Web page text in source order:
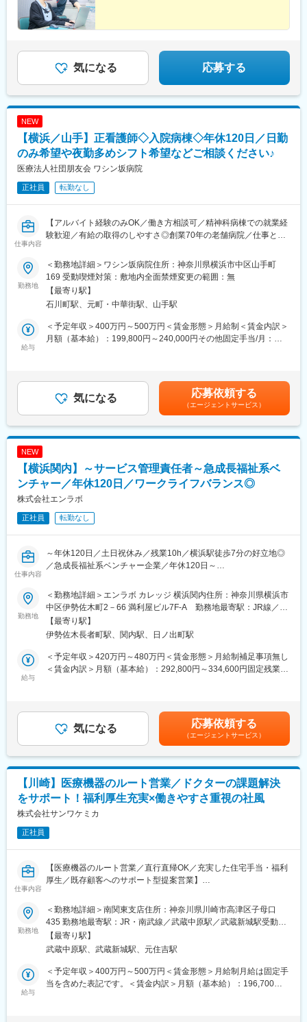
気になる 応募する
NEW
【横浜／山手】正看護師◇入院病棟◇年休120日／日勤
のみ希望や夜勤多めシフト希望などご相談ください♪
医療法人社団朋友会 ワシン坂病院
正社員 転勤なし
仕事内容
【アルバイト経験のみOK／働き方相談可／精神科病棟での就業経
験歓迎／有給の取得のしやすさ◎創業70年の老舗病院／仕事と子
■職務内容：
当病院の看護師としてご活躍いただきます。
・入院患者のケア
・医療処置の実施
・薬剤管理
・患者とその家族のサポート
・チーム連携／意見交換など
年休120日、有給もとりやすく、残業がほぼ発生しないため、家
庭やプライベートを大切にでき、職員定着率は抜群です。また、
緊急入院の対応なども少なく、心にゆとりを持って患者様と向き
・OJTを中心に少しずつ業務を覚えていただきます。
・プリセプター制度（先輩看護師とのマンツーマンでの指導）を
導入しているので、わからないことをしっかり聞くことのできる
環境です。
・将来的には外部研修も想定しています。
新しい病院に生まれ変わるにあたり、看護部では採用活動を強化
していて、手厚い教育体制を整えています。リニューアル後は、
の介護をしている方でも安心して勤務できる環境づくりに一層力
を注ぐ方針です。
■職場の雰囲気：
◇神奈川県横浜市中区に位置する167床の精神病院です。
◇ベテラン看護師が多く在籍しているため、未経験、ブランクの
ある方も、先輩のサポートがあるので安心して仕事を始めること
◇日勤のみの非常勤・常勤者等働きやすい職場環境です。男女と
もに活躍しており、組織内の人間関係も非常に和やかです。
◇全167床の入院設備は、一般開放病棟・一般閉鎖病棟・急性期
閉鎖病棟に分かれ、近年では認知症ケアや身体合併症管理のニー
ズが高まっていることが特徴です。
◇退院後は外来診療と精神科デイケアで手厚くサポートし、リニ
ューアルでは最新の設備や医療機器を整える予定です。また精神
科訪問看護を再開する計画もあります。
◇職種間連携がしっかり行われており、多職種カンファレンスで
は情報共有や意見・要望の収集も行っています。
変更の範囲：無
勤務地
＜勤務地詳細＞ワシン坂病院住所：神奈川県横浜市中区山手町
169 受動喫煙対策：敷地内全面禁煙変更の範囲：無
【最寄り駅】
石川町駅、元町・中華街駅、山手駅
給与
＜予定年収＞400万円～500万円＜賃金形態＞月給制＜賃金内訳＞
月額（基本給）：199,800円～240,000円その他固定手当/月：
手当：調整手当6,000円、病棟手当23,000円■記載の月給に含まれ
ないその他手当：・皆勤手当15,000円（皆勤時のみ支給）・夜勤
手当1回12,000円賃金はあくまでも目安の金額であり、選考を通
じて上下する可能性があります。月給(月額)は固定手当を含めた表
記です。
気になる 応募依頼する
（エージェントサービス）
NEW
【横浜関内】～サービス管理責任者～急成長福祉系ベ
ンチャー／年休120日／ワークライフバランス◎
株式会社エンラボ
正社員 転勤なし
仕事内容
～年休120日／土日祝休み／残業10h／横浜駅徒歩7分の好立地◎
／急成長福祉系ベンチャー企業／年休120日～
自立訓練事業を運営／「誰もが自信を持てる社会を作る」の理念
のもと、人が成長する仕組みや環境を社会作りを目指していま
す。
■業務概要：発達凸凹で困っている方に対し"自分探し"と"人付き合
い"のサポートを行っています。
自立訓練事業所にて、障害のある利用者に対し、個別支援計画の
■業務詳細：
株式会社エンラボは「誰もが自信を持てる社会をつくる」を理念
に、自己理解や対人関係を学ぶ支援を行っています。
サービス管理責任者として、
・利用者支援全体のマネジメント
・アセスメント／モニタリング／サービス担当者会議の実施
・支援記録の確認・指導 などを行います。
応、関係機関・行政との連携、保護者対応等を担当します。
れ）
9時30分：開所
10時～12時：プログラム
12時～13時：お昼
15時～：放課後
16時：閉所
勤務地
＜勤務地詳細＞エンラボ カレッジ 横浜関内住所：神奈川県横浜市
中区伊勢佐木町2－66 満利屋ビル7F-A 勤務地最寄駅：JR線／関
内駅受動喫煙対策：屋内全面禁煙変更の範囲：会社の定める事業
所
【最寄り駅】
伊勢佐木長者町駅、関内駅、日ノ出町駅
給与
＜予定年収＞420万円～480万円＜賃金形態＞月給制補足事項無し
＜賃金内訳＞月額（基本給）：292,800円～334,600円固定残業手
＞■昇給：有 会社の定める基準に準拠した賃金改定により降給・
据え置きを含む賃金はあくまでも目安の金額であり、選考を通じ
て上下する可能性があります。月給(月額)は固定手当を含めた表記
です。
気になる 応募依頼する
（エージェントサービス）
【川崎】医療機器のルート営業／ドクターの課題解決
をサポート！福利厚生充実×働きやすさ重視の社風
株式会社サンワケミカ
正社員
仕事内容
【医療機器のルート営業／直行直帰OK／充実した住宅手当・福利
厚生／既存顧客へのサポート型提案営業】
当社が取り扱う医療機器のルート営業職として、主に既存の取引
先である病院を訪問し、ドクターや医療スタッフのニーズを丁寧
にヒアリングしたうえで、最適な機器のご提案および納品・アフ
ターフォローを担当していただきます。飛び込みやテレアポはな
く、信頼関係を築いた既存顧客との関係強化に注力できる環境で
す。
■業務詳細
・担当エリア内の病院を定期的に訪問し、手術や治療内容に応じ
勤務地
＜勤務地詳細＞南関東支店住所：神奈川県川崎市高津区子母口
435 勤務地最寄駅：JR・南武線／武蔵中原駅／武蔵新城駅受動喫
煙対策：屋内全面禁煙変更の範囲：会社の定める事業所
【最寄り駅】
武蔵中原駅、武蔵新城駅、元住吉駅
給与
＜予定年収＞400万円～500万円＜賃金形態＞月給制月給は固定手
当を含めた表記です。＜賃金内訳＞月額（基本給）：196,700円